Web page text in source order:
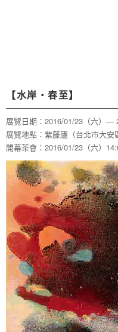
【水岸‧春至】
展覽日期：2016/01/23（六）—
展覽地點：紫藤廬（台北市大安
開幕茶會：2016/01/23（六）